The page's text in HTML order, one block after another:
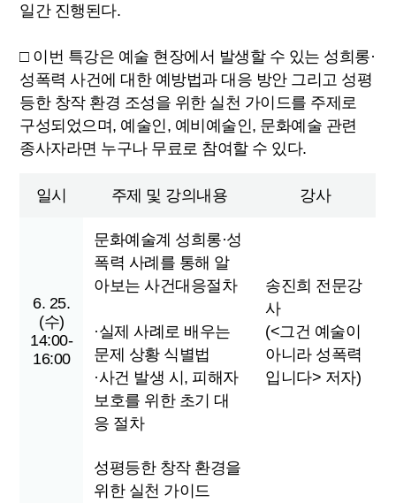
일간 진행된다.
□ 이번 특강은 예술 현장에서 발생할 수 있는 성희롱·
성폭력 사건에 대한 예방법과 대응 방안 그리고 성평
등한 창작 환경 조성을 위한 실천 가이드를 주제로
구성되었으며, 예술인, 예비예술인, 문화예술 관련
종사자라면 누구나 무료로 참여할 수 있다.
일시 주제 및 강의내용 강사
6. 25.
(수)
14:00-
16:00
문화예술계 성희롱·성
폭력 사례를 통해 알
아보는 사건대응절차
·실제 사례로 배우는
문제 상황 식별법
·사건 발생 시, 피해자
보호를 위한 초기 대
응 절차
송진희 전문강
사
(<그건 예술이
아니라 성폭력
입니다> 저자)
성평등한 창작 환경을
위한 실천 가이드